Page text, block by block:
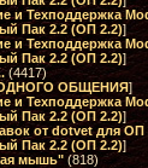
и Техподдержка
Пак 2.2 (ОП 2.2)]
и Техподдержка
Пак 2.2 (ОП 2.2)]
(4417)
ОБЩЕНИЯ]
и Техподдержка
Пак 2.2 (ОП 2.2)]
от dotvet для
Пак 2.2 (ОП 2.2)]
мышь" (818)